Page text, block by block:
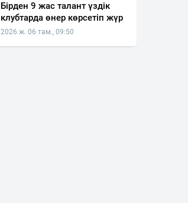
Бірден 9 жас талант үздік
клубтарда өнер көрсетіп жүр
2026 ж. 06 там., 09:50